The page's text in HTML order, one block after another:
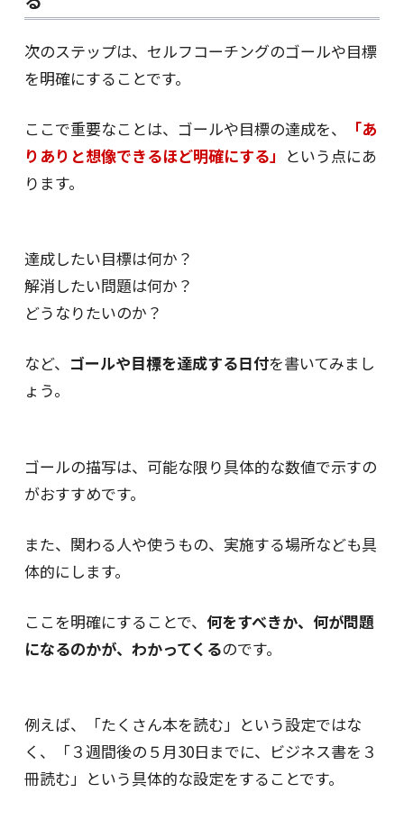
次のステップは、セルフコーチングのゴールや目標
を明確にすることです。
ここで重要なことは、ゴールや目標の達成を、
「あ
りありと想像できるほど明確にする」 という点にあ
ります。
達成したい目標は何か？
解消したい問題は何か？
どうなりたいのか？
など、 ゴールや目標を達成する日付を書いてみまし
ょう。
ゴールの描写は、可能な限り具体的な数値で示すの
がおすすめです。
また、関わる人や使うもの、実施する場所なども具
体的にします。
ここを明確にすることで、 何をすべきか、何が問題
になるのかが、わかってくるのです。
例えば、「たくさん本を読む」という設定ではな
く、「３週間後の５月30日までに、ビジネス書を３
冊読む」という具体的な設定をすることです。